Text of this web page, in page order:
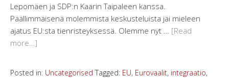
Lepomäen ja SDP:n Kaarin Taipaleen kanssa.
Päällimmäisenä molemmista keskusteluista jäi mieleen
ajatus EU:sta tienristeyksessä. Olemme nyt … [Read
more…]
Posted in: Uncategorised Tagged: EU, Eurovaalit, integraatio,